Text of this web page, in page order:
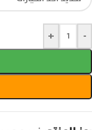
-
+